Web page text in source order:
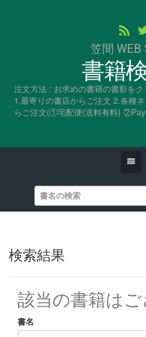
笠間 WEB
書籍
注文方法 : お求めの書籍の書影をク
1.最寄りの書店からご注文 2.各種
らご注文(①宅配便(送料有料)
検索結果
該当の書籍は
書名